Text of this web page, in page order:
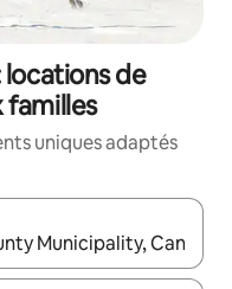
de
familles
uniques adaptés
les flèches vers le